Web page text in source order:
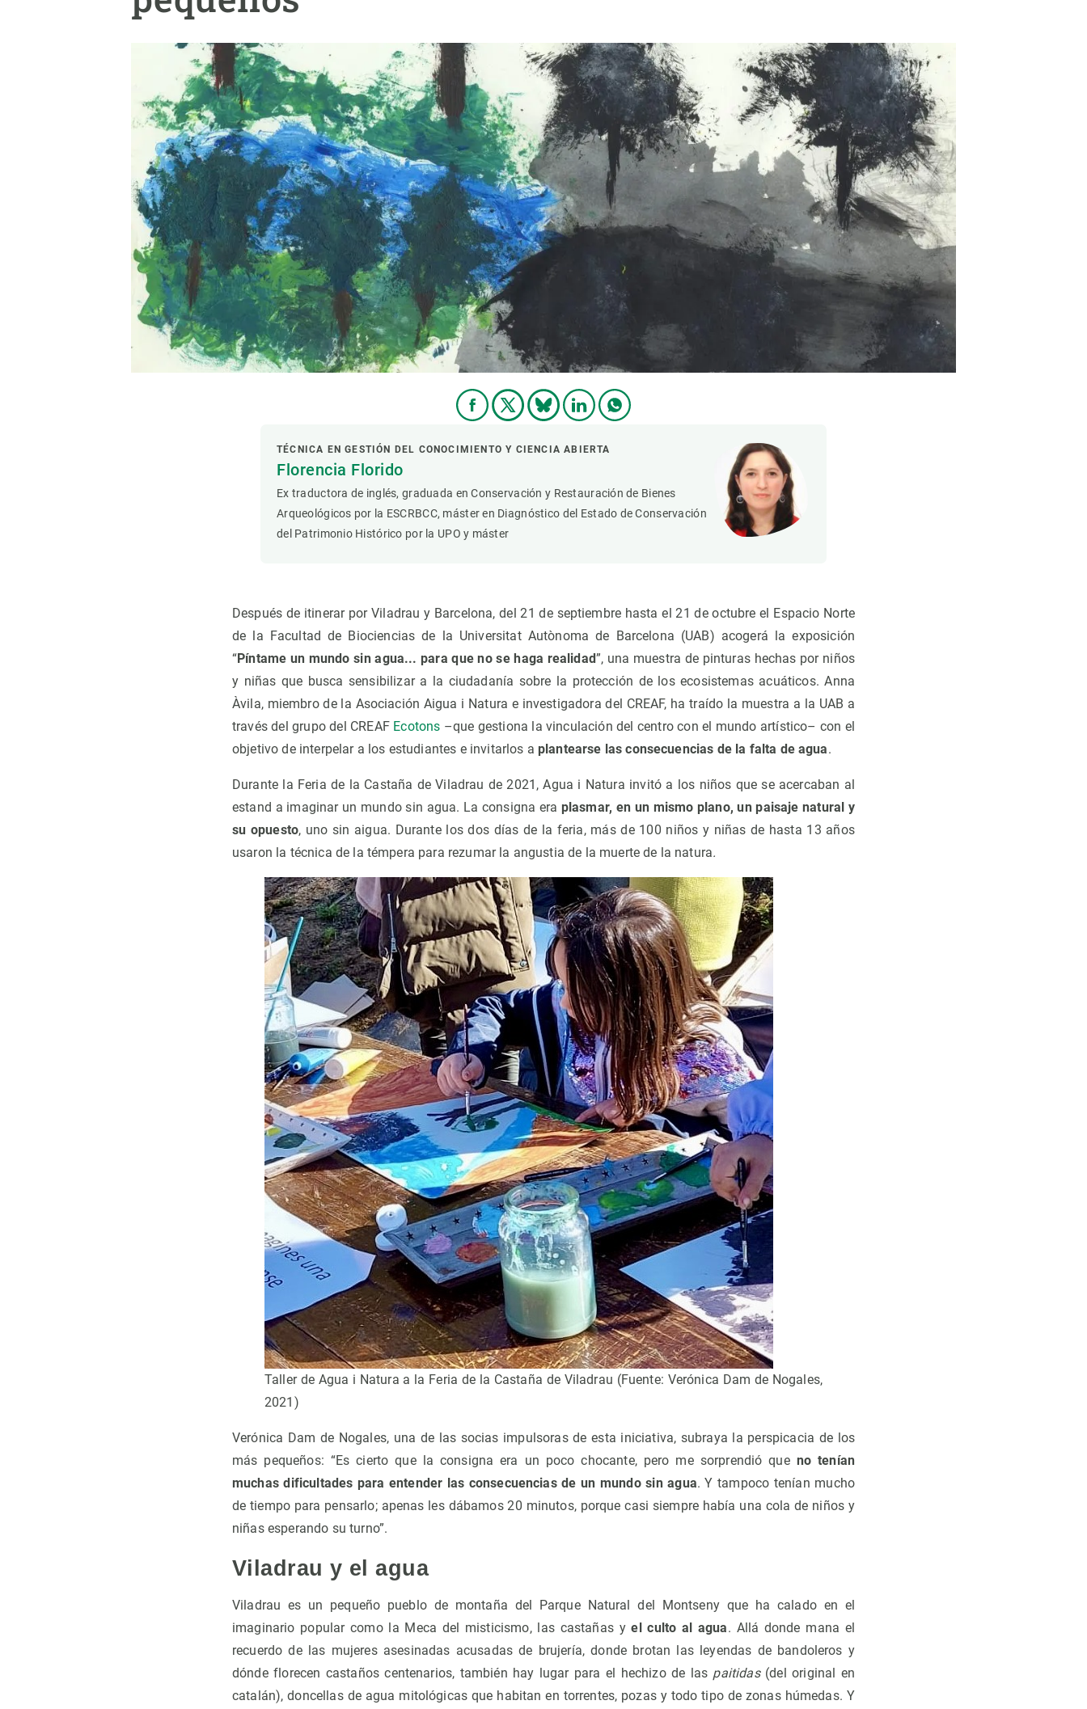
TÉCNICA EN GESTIÓN DEL CONOCIMIENTO Y CIENCIA ABIERTA
Florencia Florido
Ex traductora de inglés, graduada en Conservación y Restauración de Bienes
Arqueológicos por la ESCRBCC, máster en Diagnóstico del Estado de Conservación
del Patrimonio Histórico por la UPO y máster
Después de itinerar por Viladrau y Barcelona, del 21 de septiembre hasta el 21 de octubre el Espacio Norte
de la Facultad de Biociencias de la Universitat Autònoma de Barcelona (UAB) acogerá la exposición
“Píntame un mundo sin agua... para que no se haga realidad”, una muestra de pinturas hechas por niños
y niñas que busca sensibilizar a la ciudadanía sobre la protección de los ecosistemas acuáticos. Anna
Àvila, miembro de la Asociación Aigua i Natura e investigadora del CREAF, ha traído la muestra a la UAB a
través del grupo del CREAF Ecotons –que gestiona la vinculación del centro con el mundo artístico– con el
objetivo de interpelar a los estudiantes e invitarlos a plantearse las consecuencias de la falta de agua.
Durante la Feria de la Castaña de Viladrau de 2021, Agua i Natura invitó a los niños que se acercaban al
estand a imaginar un mundo sin agua. La consigna era plasmar, en un mismo plano, un paisaje natural y
su opuesto, uno sin aigua. Durante los dos días de la feria, más de 100 niños y niñas de hasta 13 años
usaron la técnica de la témpera para rezumar la angustia de la muerte de la natura.
Taller de Agua i Natura a la Feria de la Castaña de Viladrau (Fuente: Verónica Dam de Nogales,
2021)
Verónica Dam de Nogales, una de las socias impulsoras de esta iniciativa, subraya la perspicacia de los
más pequeños: “Es cierto que la consigna era un poco chocante, pero me sorprendió que no tenían
muchas dificultades para entender las consecuencias de un mundo sin agua. Y tampoco tenían mucho
de tiempo para pensarlo; apenas les dábamos 20 minutos, porque casi siempre había una cola de niños y
niñas esperando su turno”.
Viladrau y el agua
Viladrau es un pequeño pueblo de montaña del Parque Natural del Montseny que ha calado en el
imaginario popular como la Meca del misticismo, las castañas yel culto al agua. Allá donde mana el
recuerdo de las mujeres asesinadas acusadas de brujería, donde brotan las leyendas de bandoleros y
dónde florecen castaños centenarios, también hay lugar para el hechizo de las paitidas (del original en
catalán), doncellas de agua mitológicas que habitan en torrentes, pozas y todo tipo de zonas húmedas. Y
Marca y logotipos
Equidad, Diversidad e Inclusión (EDI)
Ciencia abierta y gestión del conocimiento
Documentación
Publicaciones
Synthesis Actions
Visitante o sabático
Un lugar donde crecer
Desarrollo de carrera
Seminarios y actividades internas
Te ofrecemos formación
NOTICIAS Y AGENDA
Eventos anteriores
Funcionamiento de los ecosistemas
Observación de la Tierra